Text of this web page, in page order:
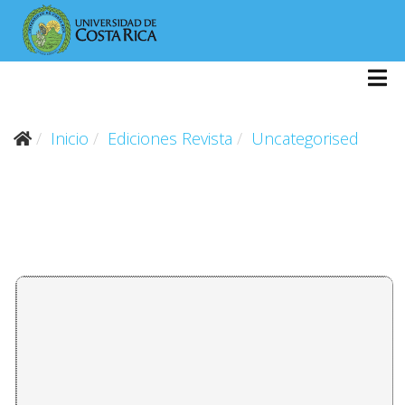
Inicio Ediciones Revista Uncategorised